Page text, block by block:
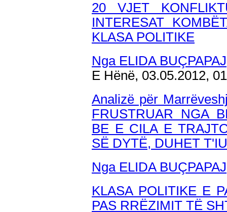
20 VJET
INTERESAT
KLASA POLITIKE
Nga ELIDA BUÇPAPAJ
E Hënë, 03.05.2012,
Analizë për
FRUSTRUAR NGA
BE E CILA E
SË DYTË, DUHET
Nga ELIDA BUÇPAPAJ
KLASA POLITIKE E
PAS RRËZIMIT TË